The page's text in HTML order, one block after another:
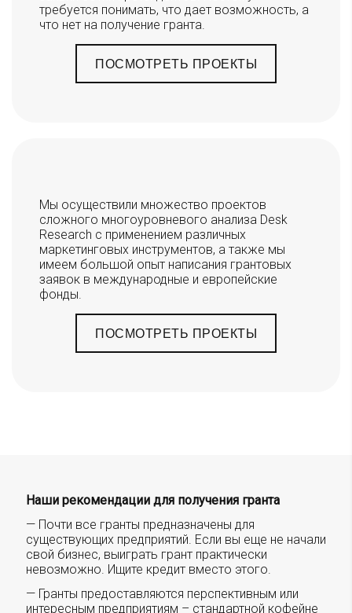
требуется понимать, что дает возможность, а
что нет на получение гранта.
ПОСМОТРЕТЬ ПРОЕКТЫ
Мы осуществили множество проектов
сложного многоуровневого анализа Desk
Research с применением различных
маркетинговых инструментов, а также мы
имеем большой опыт написания грантовых
заявок в международные и европейские
фонды.
ПОСМОТРЕТЬ ПРОЕКТЫ
Наши рекомендации для получения гранта
— Почти все гранты предназначены для
существующих предприятий. Если вы еще не начали
свой бизнес, выиграть грант практически
невозможно. Ищите кредит вместо этого.
— Гранты предоставляются перспективным или
интересным предприятиям – стандартной кофейне